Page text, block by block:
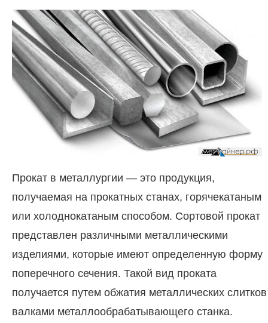
Прокат в металлургии — это продукция,
получаемая на прокатных станах, горячекатаным
или холоднокатаным способом. Сортовой прокат
представлен различными металлическими
изделиями, которые имеют определенную форму
поперечного сечения. Такой вид проката
получается путем обжатия металлических слитков
валками металлообрабатывающего станка.